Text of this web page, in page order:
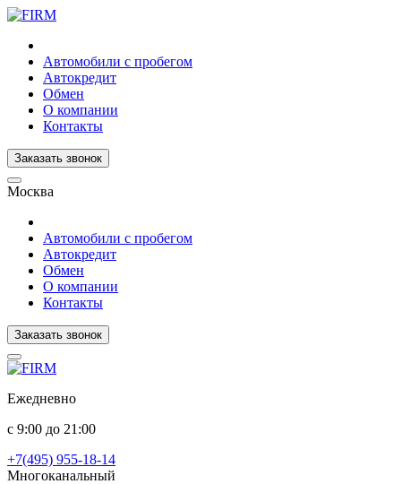
Автомобили с пробегом
Автокредит
Обмен
О компании
Контакты
Заказать звонок
Москва
Автомобили с пробегом
Автокредит
Обмен
О компании
Контакты
Заказать звонок
Ежедневно
с 9:00 до 21:00
+7(495) 955-18-14
Многоканальный